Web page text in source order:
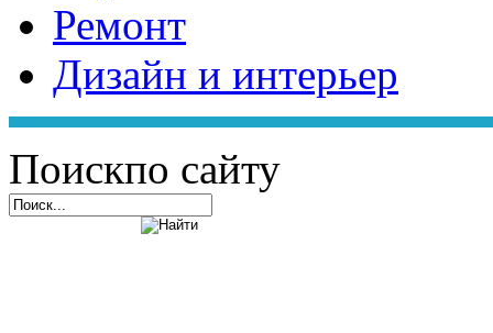
Ремонт
Дизайн и интерьер
Поискпо сайту